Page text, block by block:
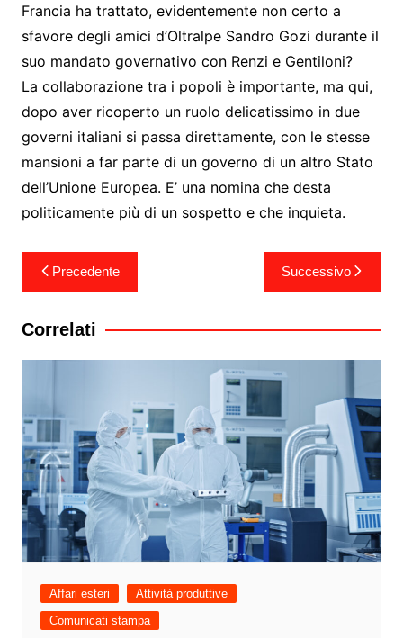
Francia ha trattato, evidentemente non certo a
sfavore degli amici d’Oltralpe Sandro Gozi durante il
suo mandato governativo con Renzi e Gentiloni?
La collaborazione tra i popoli è importante, ma qui,
dopo aver ricoperto un ruolo delicatissimo in due
governi italiani si passa direttamente, con le stesse
mansioni a far parte di un governo di un altro Stato
dell’Unione Europea. E’ una nomina che desta
politicamente più di un sospetto e che inquieta.
Navigazione
articoli
Precedente Successivo
Correlati
Affari esteri
Attività produttive
Comunicati stampa